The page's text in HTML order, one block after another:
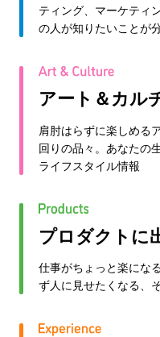
ティング、マーケティ
の人が知りたいことが
アート＆カル
肩肘はらずに楽しめる
回りの品々。あなたの
ライフスタイル情報
プロダクトに
仕事がちょっと楽にな
ず人に見せたくなる、